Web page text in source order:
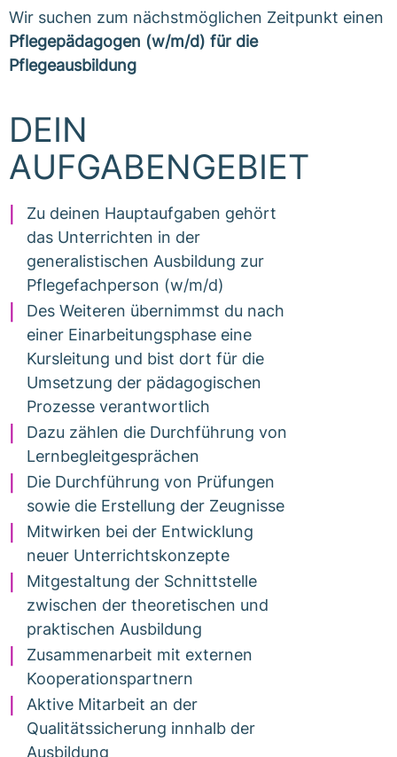
Wir suchen zum nächstmöglichen Zeitpunkt einen
Pflegepädagogen (w/m/d) für die
Pflegeausbildung
DEIN
AUFGABENGEBIET
Zu deinen Hauptaufgaben gehört
das Unterrichten in der
generalistischen Ausbildung zur
Pflegefachperson (w/m/d)
Des Weiteren übernimmst du nach
einer Einarbeitungsphase eine
Kursleitung und bist dort für die
Umsetzung der pädagogischen
Prozesse verantwortlich
Dazu zählen die Durchführung von
Lernbegleitgesprächen
Die Durchführung von Prüfungen
sowie die Erstellung der Zeugnisse
Mitwirken bei der Entwicklung
neuer Unterrichtskonzepte
Mitgestaltung der Schnittstelle
zwischen der theoretischen und
praktischen Ausbildung
Zusammenarbeit mit externen
Kooperationspartnern
Aktive Mitarbeit an der
Qualitätssicherung innhalb der
Ausbildung